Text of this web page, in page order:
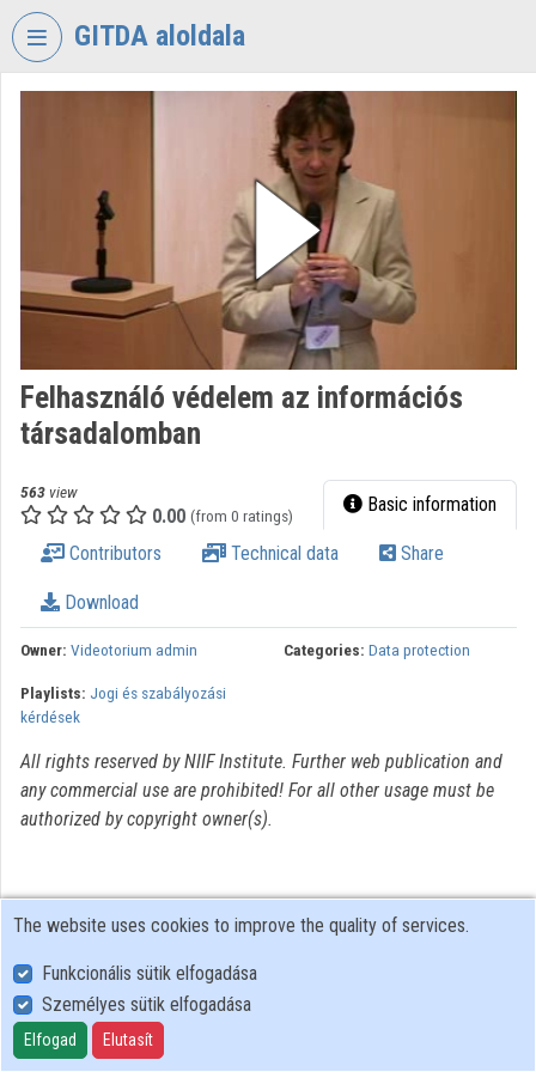
Skip header
GITDA aloldala
INFORMATION-
TECHNOLOGY
DEVELOPMENT
AGENCY
Organization home
Organization discovery
Categories
Felhasználó védelem az információs
társadalomban
563 view
0.00 (from 0 ratings) Basic information
Contributors Technical data Share
Download
Owner: Videotorium admin Categories: Data protection
Playlists: Jogi és szabályozási
kérdések
All rights reserved by NIIF Institute. Further web publication and
any commercial use are prohibited! For all other usage must be
authorized by copyright owner(s).
User Policy
Adatkezelési tájékoztató (en)
Cookie Policy
The website uses cookies to improve the quality of services.
Funkcionális sütik elfogadása
Személyes sütik elfogadása
Elfogad Elutasít